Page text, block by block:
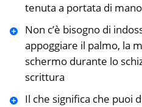
tenuta a portata di mano
Non c’è bisogno di
appoggiare il palmo, la
schermo durante lo
scrittura
Il che significa che puoi